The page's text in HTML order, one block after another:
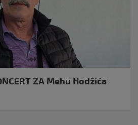
ZA Mehu Hodžića